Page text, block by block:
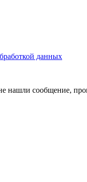
данных
нашли сообщение,